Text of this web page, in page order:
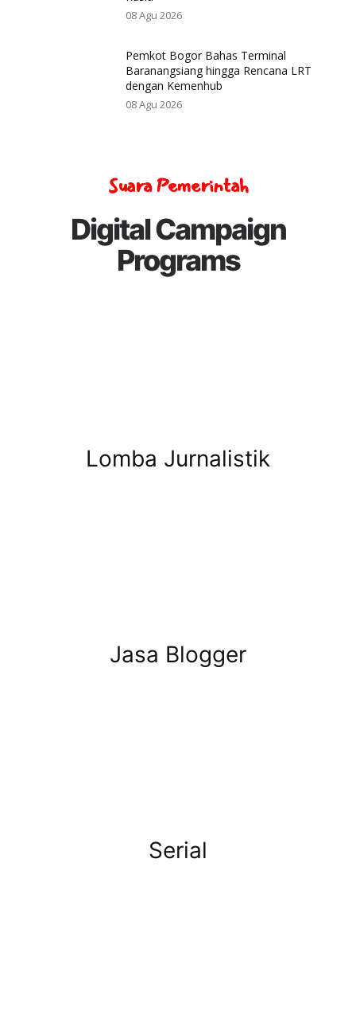
08 Agu 2026
Pemkot Bogor Bahas Terminal
Baranangsiang hingga Rencana LRT
dengan Kemenhub
08 Agu 2026
Suara Pemerintah
Digital Campaign
Programs
Lomba Jurnalistik
Jasa Blogger
Serial